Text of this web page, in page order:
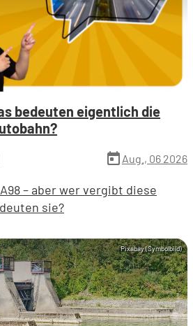
bedeuten eigentlich die
today Aug., 06 2026
– aber wer vergibt diese
sie?
Pixabay (Symbolbild)